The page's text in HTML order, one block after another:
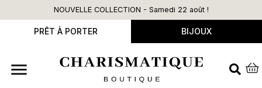
NOUVELLE COLLECTION - Samedi 22 août !
PRÊT À PORTER BIJOUX
